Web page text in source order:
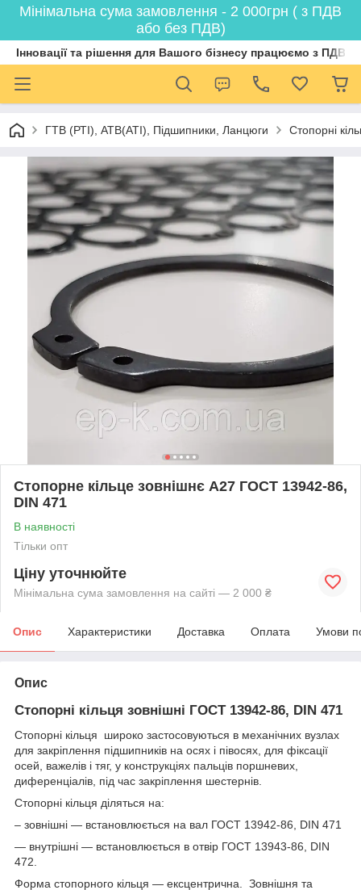
Мінімальна сума замовлення - 2 000грн ( з ПДВ
або без ПДВ)
Інновації та рішення для Вашого бізнесу працюємо з ПДВ
ГТВ (РТI), АТВ(АТI), Пiдшипники, Ланцюги Стопорні
Стопорне кільце зовнішнє А27 ГОСТ 13942-86,
DIN 471
В наявності
Тільки опт
Ціну уточнюйте
Мінімальна сума замовлення на сайті — 2 000 ₴
Опис Характеристики Доставка Оплата Умови
Опис
Стопорні кільця зовнішні ГОСТ 13942-86, DIN 471
Стопорні кільця широко застосовуються в механічних вузлах
для закріплення підшипників на осях і півосях, для фіксації
осей, важелів і тяг, у конструкціях пальців поршневих,
диференціалів, під час закріплення шестернів.
Стопорні кільця діляться на:
– зовнішні — встановлюється на вал ГОСТ 13942-86, DIN 471
— внутрішні — встановлюється в отвір ГОСТ 13943-86, DIN
472.
Форма стопорного кільця — ексцентрична. Зовнішня та